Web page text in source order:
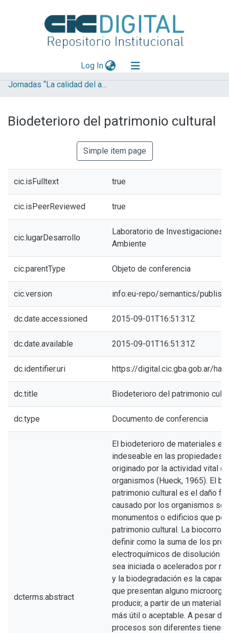
Log In(current)
Explorar
Aportar material
Jornadas “La calidad del ambiente urbano: tecnologías e instrumentos para su evaluación integral”
Biodeterioro del patrimonio cultural
Simple item page
cic.isFulltext true
cic.isPeerReviewed true
cic.lugarDesarrollo
Laboratorio de Investigaciones
Ambiente
cic.parentType Objeto de conferencia
cic.version info:eu-repo/semantics/
dc.date.accessioned 2015-09-01T16:51:31Z
dc.date.available 2015-09-01T16:51:31Z
dc.identifier.uri https://digital.cic.gba.gob.ar/
dc.title Biodeterioro del patrimonio
dc.type Documento de conferencia
dcterms.abstract
El biodeterioro de materiales
indeseable en las propiedades
originado por la actividad vital
organismos (Hueck, 1965). El
patrimonio cultural es el daño
causado por los organismos
monumentos o edificios que
patrimonio cultural. La
definir como la suma de los
electroquímicos de disolución
sea iniciada o acelerados por
y la biodegradación es la
que presentan alguno
producir, a partir de un material
más útil o aceptable. A pesar
procesos son diferentes tienen